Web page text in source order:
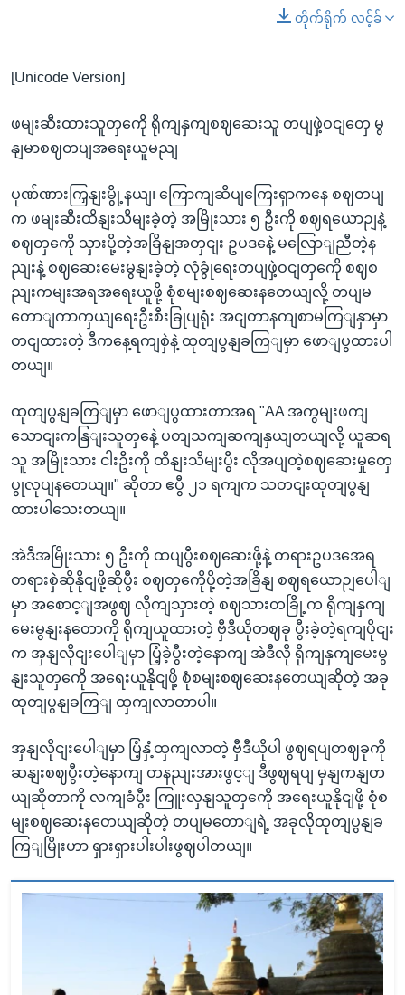
တိုက်ရိုက် လင့်ခ်
[Unicode Version]
ဖမျးဆီးထားသူတှကေို ရိုကျနှကျစဈဆေးသူ တပျဖှဲ့ဝငျတှေ မွ
နျမာစဈတပျအရေးယူမညျ
ပုဏ်ဏားကြှနျးမွို့နယျ၊ ကြောကျဆိပျကြေးရှာကနေ စဈတပျ
က ဖမျးဆီးထိနျးသိမျးခဲ့တဲ့ အမြိုးသား ၅ ဦးကို စဈရယောဉျနဲ့
စဈတှကေို သှားပို့တဲ့အခြိနျအတှငျး ဥပဒနေဲ့ မလြောျညီတဲ့န
ညျးနဲ့ စဈဆေးမေးမွနျးခဲ့တဲ့ လုံခွုံရေးတပျဖှဲ့ဝငျတှကေို စဈစ
ညျးကမျးအရအရေးယူဖို့ စုံစမျးစဈဆေးနတေယျလို့ တပျမ
တောျကာကှယျရေးဦးစီးခြုပျရုံး အငျတာနကျစာမကြျနှာမှာ
တငျထားတဲ့ ဒီကနေ့ရကျစှဲနဲ့ ထုတျပွနျခကြျမှာ ဖောျပွထားပါ
တယျ။
ထုတျပွနျခကြျမှာ ဖောျပွထားတာအရ "AA အကွမျးဖကျ
သောငျးကနြျးသူတှနေဲ့ ပတျသကျဆကျနှယျတယျလို့ ယူဆရ
သူ အမြိုးသား ငါးဦးကို ထိနျးသိမျးပွီး လိုအပျတဲ့စဈဆေးမှုတှေ
ပွုလုပျနတေယျ။" ဆိုတာ ဧပွီ ၂၁ ရကျက သတငျးထုတျပွနျ
ထားပါသေးတယျ။
အဲဒီအမြိုးသား ၅ ဦးကို ထပျပွီးစဈဆေးဖို့နဲ့ တရားဥပဒအေရ
တရားစှဲဆိုနိုငျဖို့ဆိုပွီး စဈတှကေိုပို့တဲ့အခြိနျ စဈရယောဉျပေါျ
မှာ အစောင့ျအဖွဈ လိုကျသှားတဲ့ စဈသားတခြို့က ရိုကျနှကျ
မေးမွနျးနတောကို ရိုကျယူထားတဲ့ ဗှီဒီယိုတဈခု ပွီးခဲ့တဲ့ရကျပိုငျး
က အှနျလိုငျးပေါျမှာ ပြံ့ခဲ့ပွီးတဲ့နောကျ အဲဒီလို ရိုကျနှကျမေးမွ
နျးသူတှကေို အရေးယူနိုငျဖို့ စုံစမျးစဈဆေးနတေယျဆိုတဲ့ အခု
ထုတျပွနျခကြျ ထှကျလာတာပါ။
အှနျလိုငျးပေါျမှာ ပြံ့နှံ့ထှကျလာတဲ့ ဗှီဒီယိုပါ ဖွဈရပျတဈခုကို
ဆနျးစဈပွီးတဲ့နောကျ တနညျးအားဖွင့ျ ဒီဖွဈရပျ မှနျကနျတ
ယျဆိုတာကို လကျခံပွီး ကြူးလှနျသူတှကေို အရေးယူနိုငျဖို့ စုံစ
မျးစဈဆေးနတေယျဆိုတဲ့ တပျမတောျရဲ့ အခုလိုထုတျပွနျခ
ကြျမြိုးဟာ ရှားရှားပါးပါးဖွဈပါတယျ။